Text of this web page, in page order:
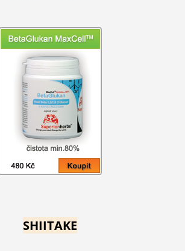
SHIITAKE